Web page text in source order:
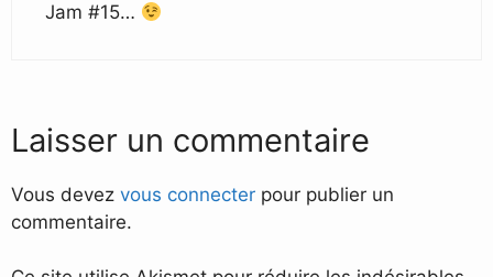
Jam #15…
Laisser un commentaire
Vous devez vous connecter pour publier un
commentaire.